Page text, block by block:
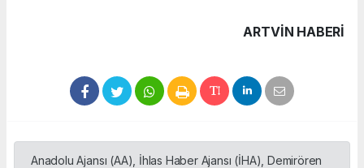
ARTVIN HABERİ
Anadolu Ajansı (AA), İhlas Haber Ajansı (İHA), Demirören